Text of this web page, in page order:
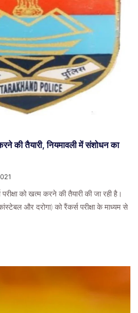
संरक्षण का संदेश
Janbhadas
की तैयारी, नियमावली में संशोधन का
को खत्म करने की तैयारी की जा रही है।
और दरोगा) को रैंकर्स परीक्षा के माध्यम से